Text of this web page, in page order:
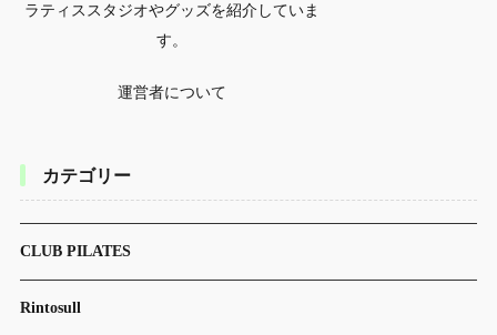
ラティススタジオやグッズを紹介していま
す。
運営者について
カテゴリー
CLUB PILATES
Rintosull